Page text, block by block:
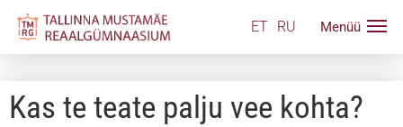
ET RU
Kas te teate palju vee kohta?